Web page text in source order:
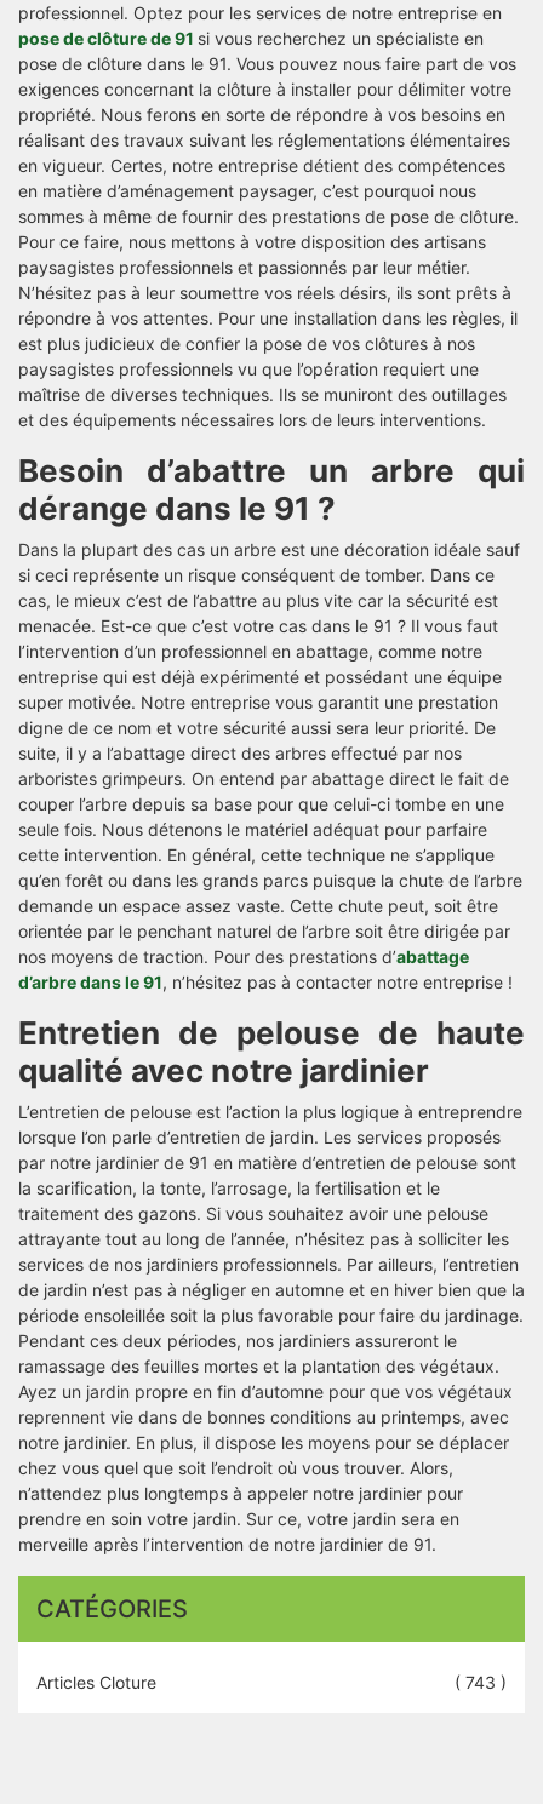
professionnel. Optez pour les services de notre entreprise en
pose de clôture de 91 si vous recherchez un spécialiste en
pose de clôture dans le 91. Vous pouvez nous faire part de vos
exigences concernant la clôture à installer pour délimiter votre
propriété. Nous ferons en sorte de répondre à vos besoins en
réalisant des travaux suivant les réglementations élémentaires
en vigueur. Certes, notre entreprise détient des compétences
en matière d’aménagement paysager, c’est pourquoi nous
sommes à même de fournir des prestations de pose de clôture.
Pour ce faire, nous mettons à votre disposition des artisans
paysagistes professionnels et passionnés par leur métier.
N’hésitez pas à leur soumettre vos réels désirs, ils sont prêts à
répondre à vos attentes. Pour une installation dans les règles, il
est plus judicieux de confier la pose de vos clôtures à nos
paysagistes professionnels vu que l’opération requiert une
maîtrise de diverses techniques. Ils se muniront des outillages
et des équipements nécessaires lors de leurs interventions.
Besoin d’abattre un arbre qui
dérange dans le 91 ?
Dans la plupart des cas un arbre est une décoration idéale sauf
si ceci représente un risque conséquent de tomber. Dans ce
cas, le mieux c’est de l’abattre au plus vite car la sécurité est
menacée. Est-ce que c’est votre cas dans le 91 ? Il vous faut
l’intervention d’un professionnel en abattage, comme notre
entreprise qui est déjà expérimenté et possédant une équipe
super motivée. Notre entreprise vous garantit une prestation
digne de ce nom et votre sécurité aussi sera leur priorité. De
suite, il y a l’abattage direct des arbres effectué par nos
arboristes grimpeurs. On entend par abattage direct le fait de
couper l’arbre depuis sa base pour que celui-ci tombe en une
seule fois. Nous détenons le matériel adéquat pour parfaire
cette intervention. En général, cette technique ne s’applique
qu’en forêt ou dans les grands parcs puisque la chute de l’arbre
demande un espace assez vaste. Cette chute peut, soit être
orientée par le penchant naturel de l’arbre soit être dirigée par
nos moyens de traction. Pour des prestations d’abattage
d’arbre dans le 91, n’hésitez pas à contacter notre entreprise !
Entretien de pelouse de haute
qualité avec notre jardinier
L’entretien de pelouse est l’action la plus logique à entreprendre
lorsque l’on parle d’entretien de jardin. Les services proposés
par notre jardinier de 91 en matière d’entretien de pelouse sont
la scarification, la tonte, l’arrosage, la fertilisation et le
traitement des gazons. Si vous souhaitez avoir une pelouse
attrayante tout au long de l’année, n’hésitez pas à solliciter les
services de nos jardiniers professionnels. Par ailleurs, l’entretien
de jardin n’est pas à négliger en automne et en hiver bien que la
période ensoleillée soit la plus favorable pour faire du jardinage.
Pendant ces deux périodes, nos jardiniers assureront le
ramassage des feuilles mortes et la plantation des végétaux.
Ayez un jardin propre en fin d’automne pour que vos végétaux
reprennent vie dans de bonnes conditions au printemps, avec
notre jardinier. En plus, il dispose les moyens pour se déplacer
chez vous quel que soit l’endroit où vous trouver. Alors,
n’attendez plus longtemps à appeler notre jardinier pour
prendre en soin votre jardin. Sur ce, votre jardin sera en
merveille après l’intervention de notre jardinier de 91.
CATÉGORIES
Articles Cloture ( 743 )